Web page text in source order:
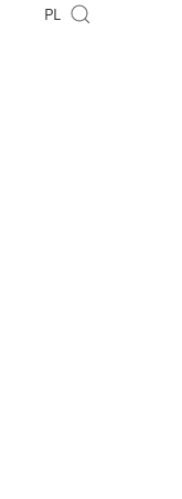
PL